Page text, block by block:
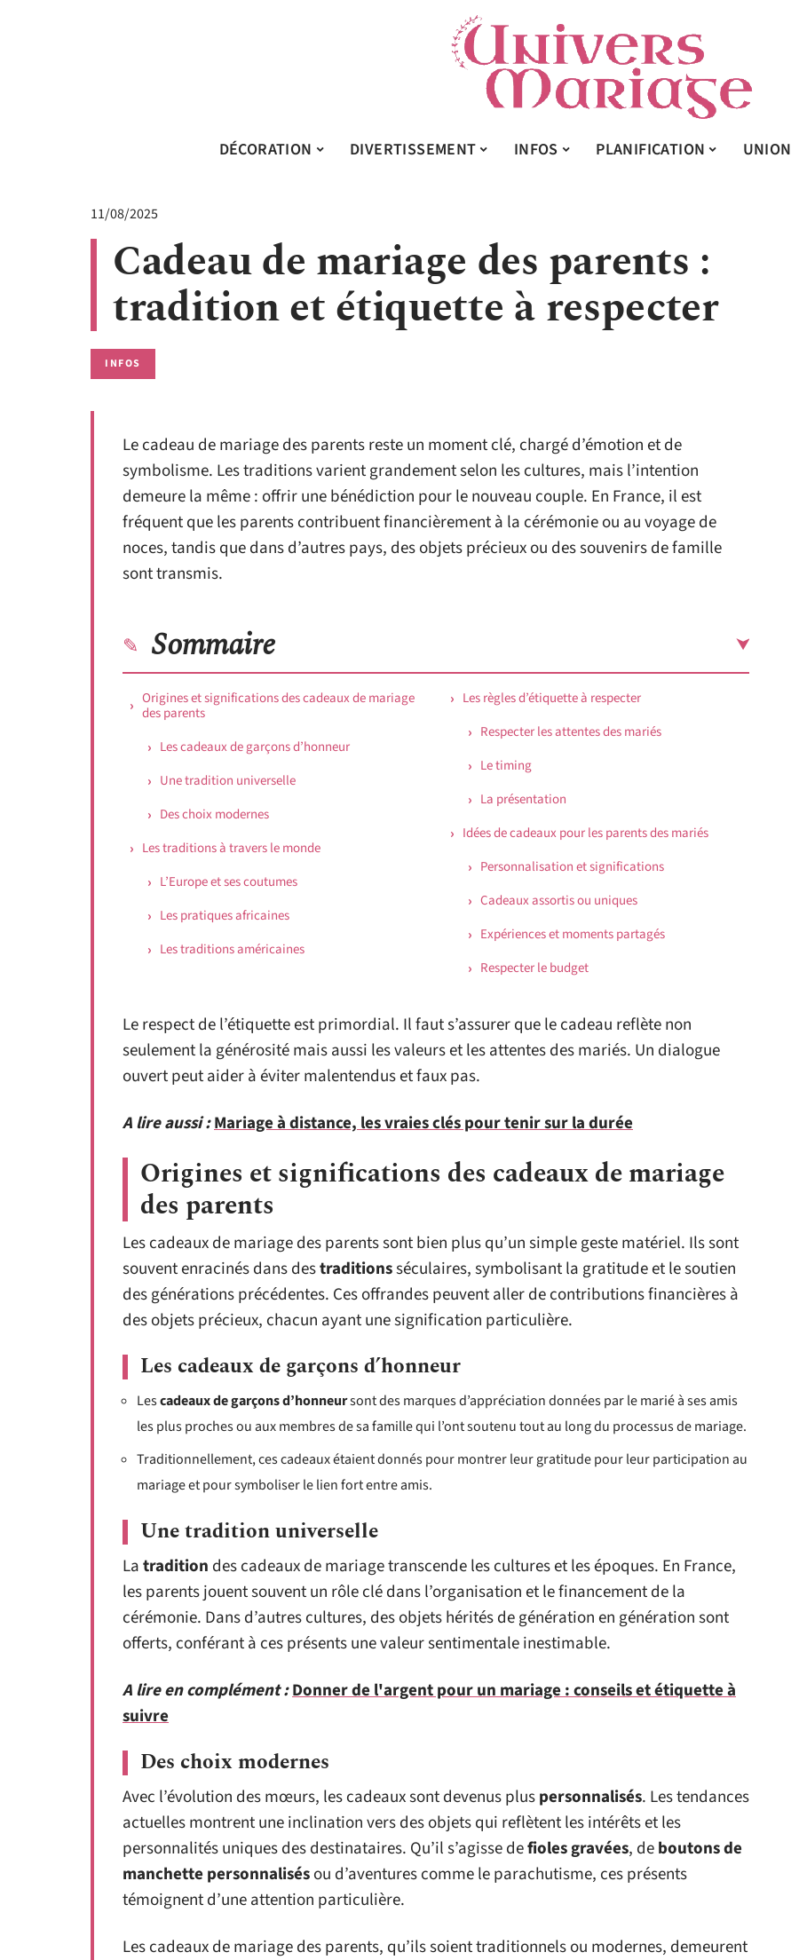
DÉCORATION DIVERTISSEMENT INFOS PLANIFICATION UNION
11/08/2025
Cadeau de mariage des parents :
tradition et étiquette à respecter
INFOS
Le cadeau de mariage des parents reste un moment clé, chargé d’émotion et de
symbolisme. Les traditions varient grandement selon les cultures, mais l’intention
demeure la même : offrir une bénédiction pour le nouveau couple. En France, il est
fréquent que les parents contribuent financièrement à la cérémonie ou au voyage de
noces, tandis que dans d’autres pays, des objets précieux ou des souvenirs de famille
sont transmis.
Sommaire
Origines et significations des cadeaux de mariage
des parents
Les cadeaux de garçons d’honneur
Une tradition universelle
Des choix modernes
Les traditions à travers le monde
L’Europe et ses coutumes
Les pratiques africaines
Les traditions américaines
Les règles d’étiquette à respecter
Respecter les attentes des mariés
Le timing
La présentation
Idées de cadeaux pour les parents des mariés
Personnalisation et significations
Cadeaux assortis ou uniques
Expériences et moments partagés
Respecter le budget
Le respect de l’étiquette est primordial. Il faut s’assurer que le cadeau reflète non
seulement la générosité mais aussi les valeurs et les attentes des mariés. Un dialogue
ouvert peut aider à éviter malentendus et faux pas.
A lire aussi :Mariage à distance, les vraies clés pour tenir sur la durée
Origines et significations des cadeaux de mariage
des parents
Les cadeaux de mariage des parents sont bien plus qu’un simple geste matériel. Ils sont
souvent enracinés dans destraditionsséculaires, symbolisant la gratitude et le soutien
des générations précédentes. Ces offrandes peuvent aller de contributions financières à
des objets précieux, chacun ayant une signification particulière.
Les cadeaux de garçons d’honneur
Lescadeaux de garçons d’honneursont des marques d’appréciation données par le marié à ses amis
les plus proches ou aux membres de sa famille qui l’ont soutenu tout au long du processus de mariage.
Traditionnellement, ces cadeaux étaient donnés pour montrer leur gratitude pour leur participation au
mariage et pour symboliser le lien fort entre amis.
Une tradition universelle
Latradition des cadeaux de mariage transcende les cultures et les époques. En France,
les parents jouent souvent un rôle clé dans l’organisation et le financement de la
cérémonie. Dans d’autres cultures, des objets hérités de génération en génération sont
offerts, conférant à ces présents une valeur sentimentale inestimable.
A lire en complément :Donner de l'argent pour un mariage : conseils et étiquette à
suivre
Des choix modernes
Avec l’évolution des mœurs, les cadeaux sont devenus pluspersonnalisés. Les tendances
actuelles montrent une inclination vers des objets qui reflètent les intérêts et les
personnalités uniques des destinataires. Qu’il s’agisse defioles gravées, deboutons de
manchette personnalisésou d’aventures comme le parachutisme, ces présents
témoignent d’une attention particulière.
Les cadeaux de mariage des parents, qu’ils soient traditionnels ou modernes, demeurent